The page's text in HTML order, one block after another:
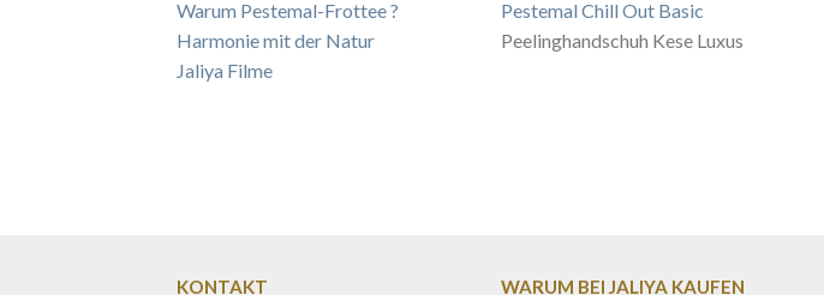
Warum Pestemal-Frottee ?
Harmonie mit der Natur
Jaliya Filme
Pestemal Chill Out Basic
Peelinghandschuh Kese Luxus
KONTAKT WARUM BEI JALIYA KAUFEN